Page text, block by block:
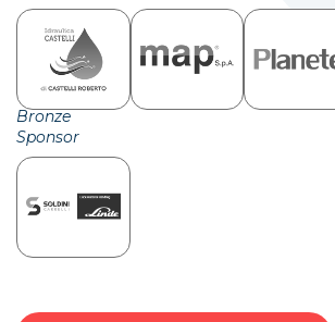
Bronze
Sponsor